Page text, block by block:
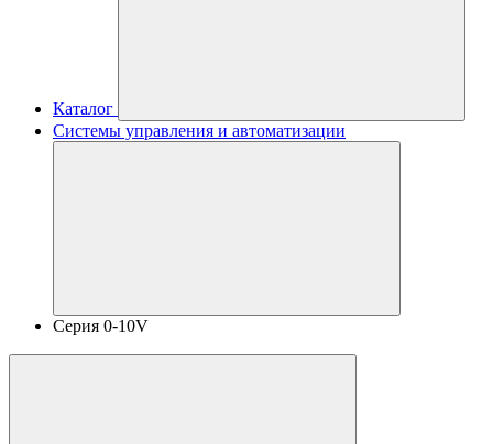
Каталог
Системы управления и автоматизации
Серия 0-10V